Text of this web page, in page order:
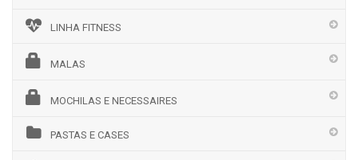
LINHA FITNESS
MALAS
MOCHILAS E NECESSAIRES
PASTAS E CASES